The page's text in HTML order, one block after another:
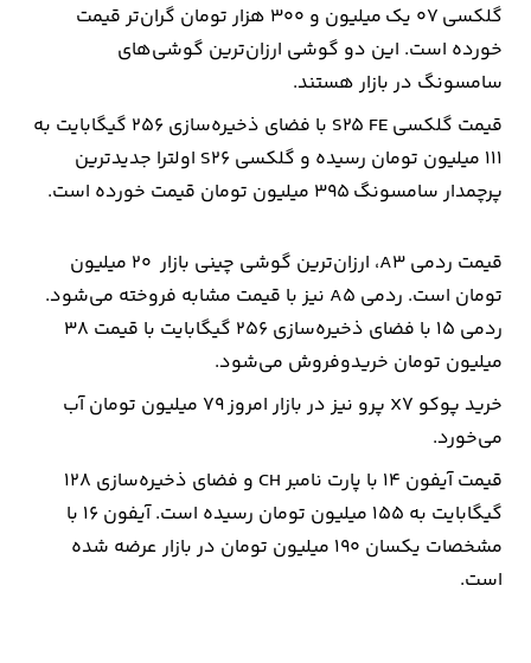
راه
و
مسکن
اقتصاد
ایران
ارتباطات
خودرو
عمومی
نوتیف
شناور
گلکسی 07 یک میلیون و 300 هزار تومان گران‌تر قیمت
خورده است. این دو گوشی ارزان‌ترین گوشی‌های
سامسونگ در بازار هستند.
قیمت گلکسی S25 FE با فضای ذخیره‌سازی 256 گیگابایت به
111 میلیون تومان رسیده و گلکسی S26 اولترا جدیدترین
پرچمدار سامسونگ 395 میلیون تومان قیمت خورده است.
قیمت ردمی A3، ارزان‌ترین گوشی چینی بازار 20 میلیون
تومان است. ردمی A5 نیز با قیمت مشابه فروخته می‌شود.
ردمی 15 با فضای ذخیره‌سازی 256 گیگابایت با قیمت 38
میلیون تومان خریدوفروش می‌شود.
خرید پوکو X7 پرو نیز در بازار امروز 79 میلیون تومان آب
می‌خورد.
قیمت آیفون 14 با پارت نامبر CH و فضای ذخیره‌سازی 128
گیگابایت به 155 میلیون تومان رسیده است. آیفون 16 با
مشخصات یکسان 190 میلیون تومان در بازار عرضه شده
است.